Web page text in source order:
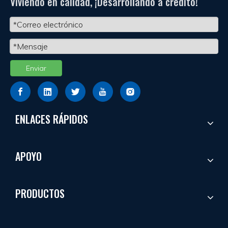
Enviar
ENLACES RÁPIDOS
APOYO
PRODUCTOS